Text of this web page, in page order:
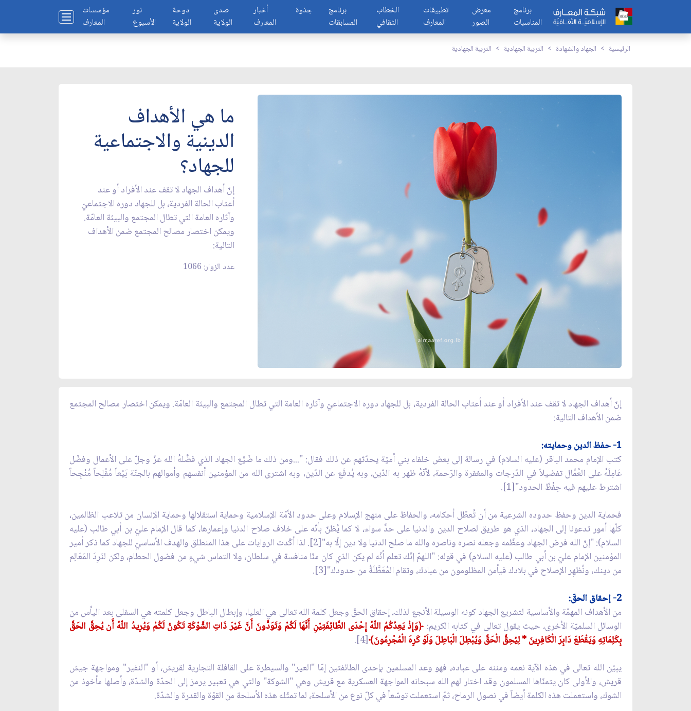
مؤسسات
المعارف
نور
الأسبوع
دوحة
الولاية
صدى
الولاية
أخبار
المعارف
جذوة
برنامج
المسابقات
الخطاب
الثقافي
تطبيقات
المعارف
معرض
الصور
برنامج
المناسبات
الرئيسية الجهاد والشهادة التربية الجهادية التربية الجهادية
ما هي الأهداف
الدينية والاجتماعية
للجهاد؟
إنّ أهداف الجهاد لا تقف عند الأفراد أو عند
أعتاب الحالة الفردية، بل للجهاد دوره الاجتماعيّ
وآثاره العامة التي تطال المجتمع والبيئة العامّة.
ويمكن اختصار مصالح المجتمع ضمن الأهداف
التالية:
عدد الزوار: 1066
إنّ أهداف الجهاد لا تقف عند الأفراد أو عند أعتاب الحالة الفردية، بل للجهاد دوره الاجتماعيّ وآثاره العامة التي تطال المجتمع والبيئة العامّة. ويمكن اختصار مصالح المجتمع
ضمن الأهداف التالية:
1- حفظ الدين وحمايته:
كتب الإمام محمد الباقر (عليه السلام) في رسالة إلى بعض خلفاء بني أميّة يحدّثهم عن ذلك فقال: "...ومن ذلك ما ضَيَّع الجهاد الذي فضَّلهُ الله عزّ وجلّ على الأعمال وفضّل
عَامِلَهُ على العُمَّال تفضيلاً في الدّرجات والمغفرة والرّحمة، لأنّهُ ظهر به الدّين، وبه يُدفَع عن الدّين، وبه اشترى الله من المؤمنين أنفسهم وأموالهم بالجنّة بَيْعاً مُفْلِحاً مُنْجِحاً
اشترط عليهم فيه حِفْظَ الحدود"[1].
فحماية الدين وحفظ حدوده الشرعية من أن تُعطّل أحكامه، والحفاظ على منهج الإسلام وعلى حدود الأمّة الإسلامية وحماية استقلالها وحماية الإنسان من تلاعب الظالمين،
كلّها أمور تدعونا إلى الجهاد، الذي هو طريق لصلاح الدين والدنيا على حدٍّ سواء، لا كما يُظنّ بأنّه على خلاف صلاح الدنيا وإعمارها، كما قال الإمام عليّ بن أبي طالب (عليه
السلام): "إنّ الله فرض الجهاد وعظّمه وجعله نصره وناصره والله ما صلح الدنيا ولا دين إلّا به"[2]. لذا أكّدت الروايات على هذا المنطلق والهدف الأساسيّ للجهاد كما ذكر أمير
المؤمنين الإمام عليّ بن أبي طالب (عليه السلام) في قوله: "اللهمّ إنّك تعلم أنّه لم يكن الذي كان منّا منافسة في سلطان، ولا التماس شيءٍ من فضول الحطام، ولكن لنَرِدَ المَعَالِم
من دينك، ونُظهِر الإصلاح في بلادك فيأمن المظلومون من عبادك، وتقام المُعَطَّلَةُ من حدودك"[3].
2- إحقاق الحقّ:
من الأهداف المهمّة والأساسية لتشريع الجهاد كونه الوسيلة الأنجع لذلك، إحقاق الحقّ وجعل كلمة الله تعالى هي العليا، وإبطال الباطل وجعل كلمته هي السفلى بعد اليأس من
الوسائل السلميّة الأخرى، حيث يقول تعالى في كتابه الكريم: ﴿وَإِذْ يَعِدُكُمُ اللّهُ إِحْدَى الطَّائِفَتِيْنِ أَنَّهَا لَكُمْ وَتَوَدُّونَ أَنَّ غَيْرَ ذَاتِ الشَّوْكَةِ تَكُونُ لَكُمْ وَيُرِيدُ اللّهُ أَن يُحِقَّ الحَقَّ
بِكَلِمَاتِهِ وَيَقْطَعَ دَابِرَ الْكَافِرِينَ * لِيُحِقَّ الْحَقَّ وَيُبْطِلَ الْبَاطِلَ وَلَوْ كَرِهَ الْمُجْرِمُونَ﴾[4].
يبيّن الله تعالى في هذه الآية نعمه ومننه على عباده، فهو وعد المسلمين بإحدى الطائفتين إمّا "العير" والسيطرة على القافلة التجارية لقريش، أو "النفير" ومواجهة جيش
قريش، والأولى كان يتمنّاها المسلمون وقد اختار لهم الله سبحانه المواجهة العسكرية مع قريش وهي "الشوكة" والتي هي تعبير يرمز إلى الحدّة والشدّة، وأصلها مأخوذ من
الشوك، واستعملت هذه الكلمة أيضاً في نصول الرماح، ثمّ استعملت توسّعاً في كلّ نوع من الأسلحة، لما تمثّله هذه الأسلحة من القوّة والقدرة والشدّة.